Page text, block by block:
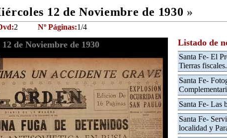
12 de Noviembre de 1930 »
2 Nº Páginas:1/4
de Noviembre de 1930 Listado de
Santa Fe- El
Tierras fiscales.
Santa Fe-
Santa Fe- Las
Santa Fe-
localidad y